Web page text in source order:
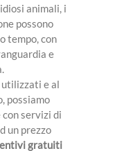
animali, i
possono
tempo, con
e
e al
possiamo
servizi di
un prezzo
gratuiti